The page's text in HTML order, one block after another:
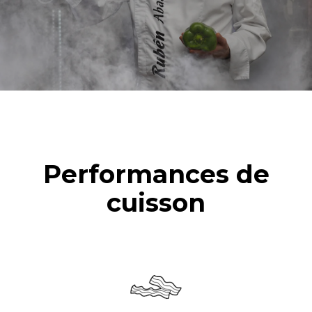
6 pleines charges de
poulets rôtis
6 pleines charges de
cuissons vapeur
7 nettoyages longs
Performances de
cuisson